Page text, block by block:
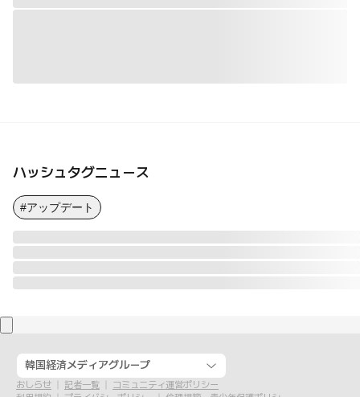
ハッシュタグニュース
#アップデート
韓国経済メディアグループ
おしらせ 記者一覧
コミュニティ運営ポリシー